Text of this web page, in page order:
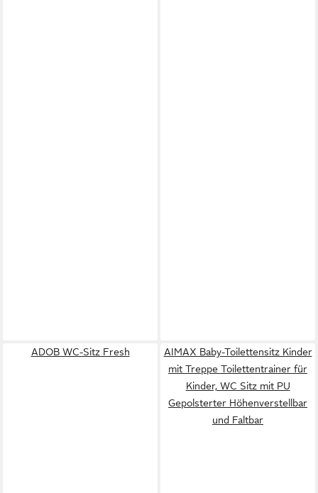
ADOB WC-Sitz Fresh
AIMAX Baby-Toilettensitz Kinder
mit Treppe Toilettentrainer für
Kinder, WC Sitz mit PU
Gepolsterter Höhenverstellbar
und Faltbar